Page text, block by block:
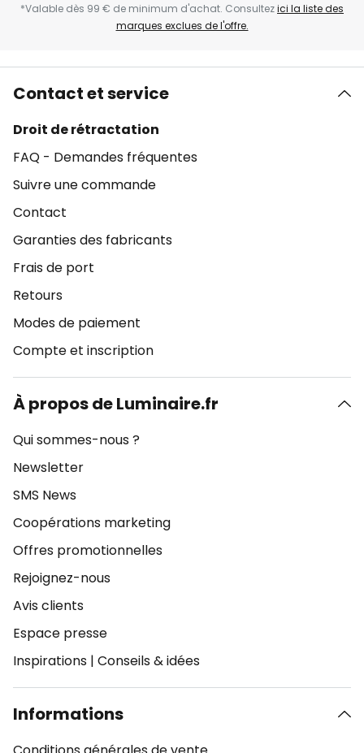
*Valable dès 99 € de minimum d'achat. Consultezici la liste des
marques exclues de l'offre.
Contact et service
Droit de rétractation
FAQ - Demandes fréquentes
Suivre une commande
Contact
Garanties des fabricants
Frais de port
Retours
Modes de paiement
Compte et inscription
À propos de Luminaire.fr
Qui sommes-nous ?
Newsletter
SMS News
Coopérations marketing
Offres promotionnelles
Rejoignez-nous
Avis clients
Espace presse
Inspirations | Conseils & idées
Informations